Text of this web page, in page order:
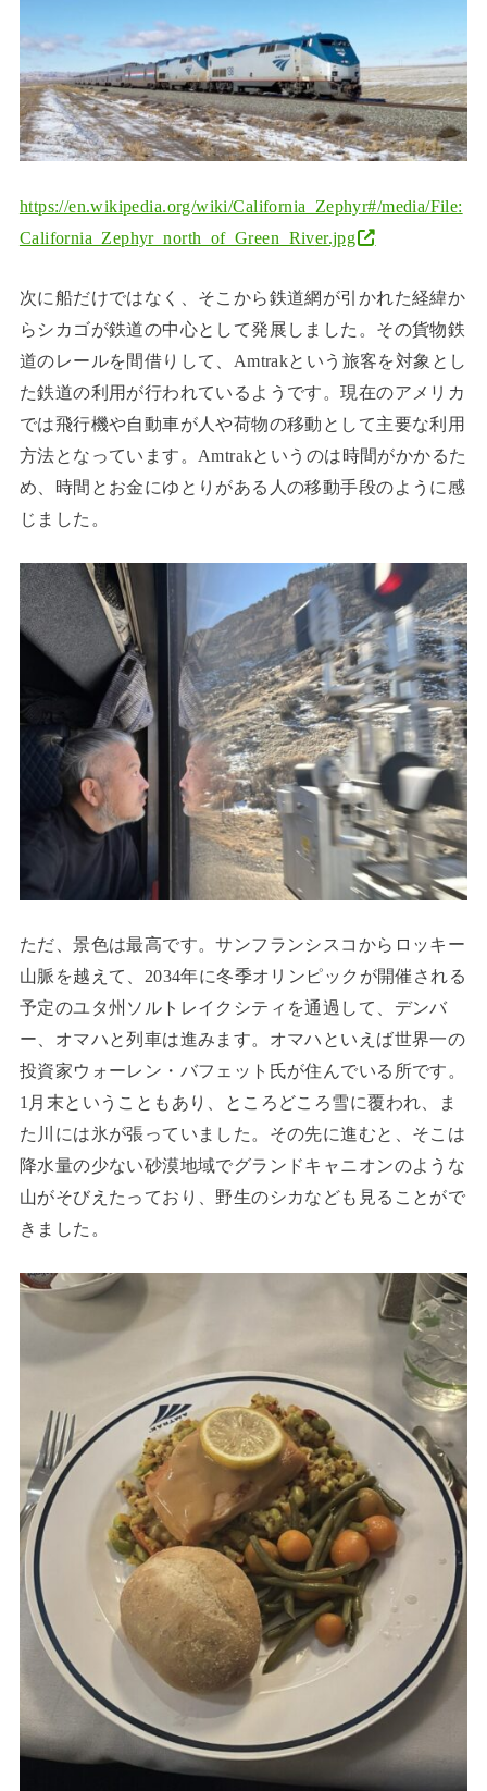
https://en.wikipedia.org/wiki/California_Zephyr#/media/File:
California_Zephyr_north_of_Green_River.jpg
次に船だけではなく、そこから鉄道網が引かれた経緯か
らシカゴが鉄道の中心として発展しました。その貨物鉄
道のレールを間借りして、Amtrakという旅客を対象とし
た鉄道の利用が行われているようです。現在のアメリカ
では飛行機や自動車が人や荷物の移動として主要な利用
方法となっています。Amtrakというのは時間がかかるた
め、時間とお金にゆとりがある人の移動手段のように感
じました。
ただ、景色は最高です。サンフランシスコからロッキー
山脈を越えて、2034年に冬季オリンピックが開催される
予定のユタ州ソルトレイクシティを通過して、デンバ
ー、オマハと列車は進みます。オマハといえば世界一の
投資家ウォーレン・バフェット氏が住んでいる所です。
1月末ということもあり、ところどころ雪に覆われ、ま
た川には氷が張っていました。その先に進むと、そこは
降水量の少ない砂漠地域でグランドキャニオンのような
山がそびえたっており、野生のシカなども見ることがで
きました。